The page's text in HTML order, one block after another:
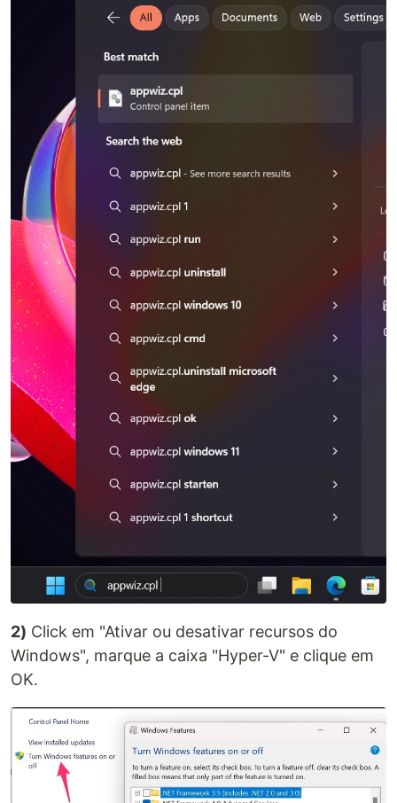
2) Click em "Ativar ou desativar recursos do
Windows", marque a caixa "Hyper-V" e clique em
OK.